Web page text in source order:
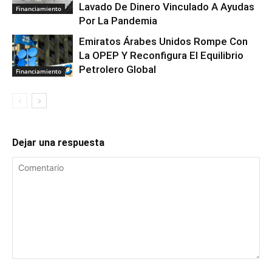
Financiamiento
Lavado De Dinero Vinculado A Ayudas
Por La Pandemia
Financiamiento
Emiratos Árabes Unidos Rompe Con
La OPEP Y Reconfigura El Equilibrio
Petrolero Global
Dejar una respuesta